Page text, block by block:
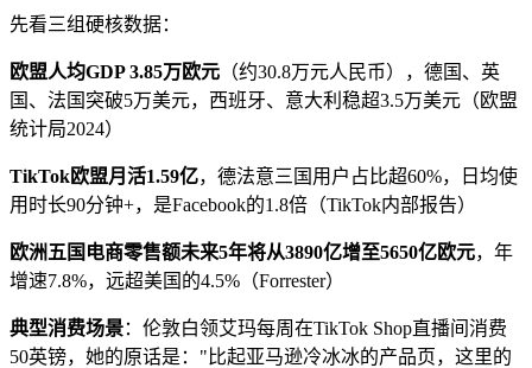
先看三组硬核数据：
欧盟人均GDP 3.85万欧元 （约30.8万元人民币），德国、英
国、法国突破5万美元，西班牙、意大利稳超3.5万美元（欧盟
统计局2024）
TikTok欧盟月活1.59亿，德法意三国用户占比超60%，日均使
用时长90分钟+，是Facebook的1.8倍（TikTok内部报告）
欧洲五国电商零售额未来5年将从3890亿增至5650亿欧元，年
增速7.8%，远超美国的4.5% （Forrester）
典型消费场景：伦敦白领艾玛每周在TikTok Shop直播间消费
50英镑，她的原话是： " 比起亚马逊冷冰冰的产品页，这里的